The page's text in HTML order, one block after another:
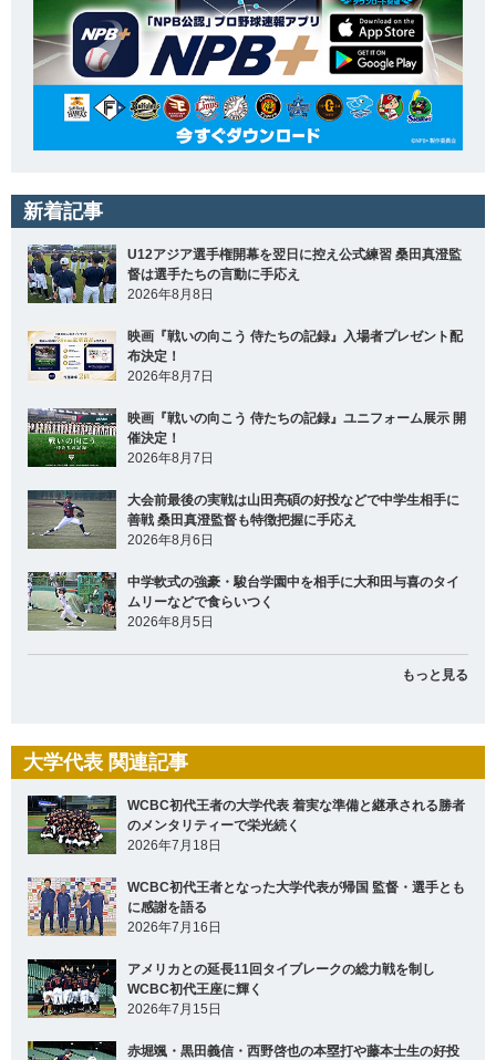
新着記事
U12アジア選手権開幕を翌日に控え公式練習 桑田真澄監
督は選手たちの言動に手応え
2026年8月8日
映画『戦いの向こう 侍たちの記録』入場者プレゼント配
布決定！
2026年8月7日
映画『戦いの向こう 侍たちの記録』ユニフォーム展示 開
催決定！
2026年8月7日
大会前最後の実戦は山田亮碩の好投などで中学生相手に
善戦 桑田真澄監督も特徴把握に手応え
2026年8月6日
中学軟式の強豪・駿台学園中を相手に大和田与喜のタイ
ムリーなどで食らいつく
2026年8月5日
もっと見る
大学代表 関連記事
WCBC初代王者の大学代表 着実な準備と継承される勝者
のメンタリティーで栄光続く
2026年7月18日
WCBC初代王者となった大学代表が帰国 監督・選手とも
に感謝を語る
2026年7月16日
アメリカとの延長11回タイブレークの総力戦を制し
WCBC初代王座に輝く
2026年7月15日
赤堀颯・黒田義信・西野啓也の本塁打や藤本士生の好投